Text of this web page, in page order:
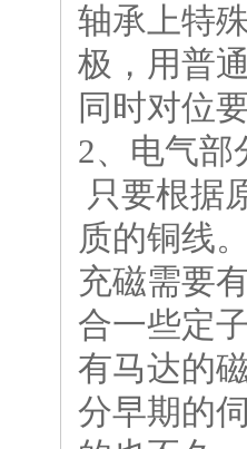
轴承上特
极，用普
同时对位
2、电气部
只要根据
质的铜线
充磁需要
合一些定
有马达的
分早期的